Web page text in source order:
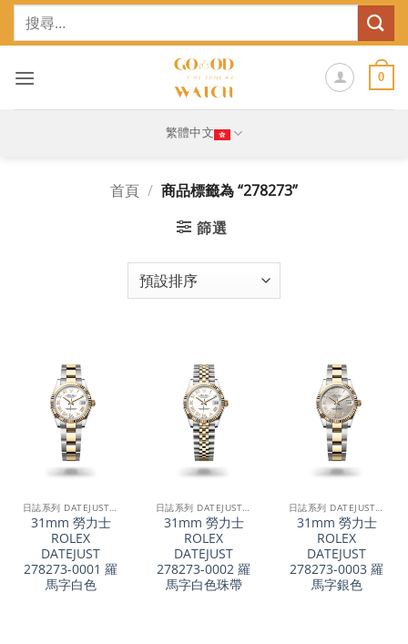
Skip
鍵
0
繁體中文
首頁 / 商品標籤為 “278273”
篩選
日誌系列 DATEJUST 31
31mm 勞力士
ROLEX
DATEJUST
278273-0001 羅
馬字白色
日誌系列 DATEJUST 31
31mm 勞力士
ROLEX
DATEJUST
278273-0002 羅
馬字白色珠帶
日誌系列 DATEJUST 31
31mm 勞力士
ROLEX
DATEJUST
278273-0003 羅
馬字銀色